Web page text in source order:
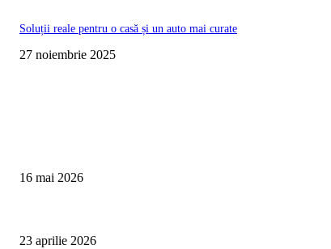
Soluții reale pentru o casă și un auto mai curate
27 noiembrie 2025
16 mai 2026
23 aprilie 2026